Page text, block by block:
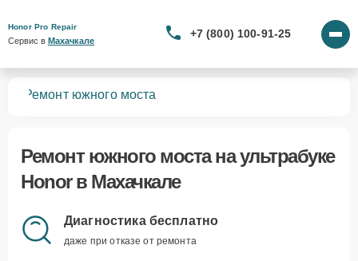
Honor Pro Repair
Сервис в Махачкале
+7 (800) 100-91-25
Ремонт южного моста
Ремонт южного мостана ультрабуке
Honor в Махачкале
Диагностика бесплатно
даже при отказе от ремонта